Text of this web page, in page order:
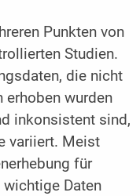
Punkten von
Studien.
die nicht
erhoben wurden
inkonsistent sind,
variiert. Meist
für
wichtige Daten